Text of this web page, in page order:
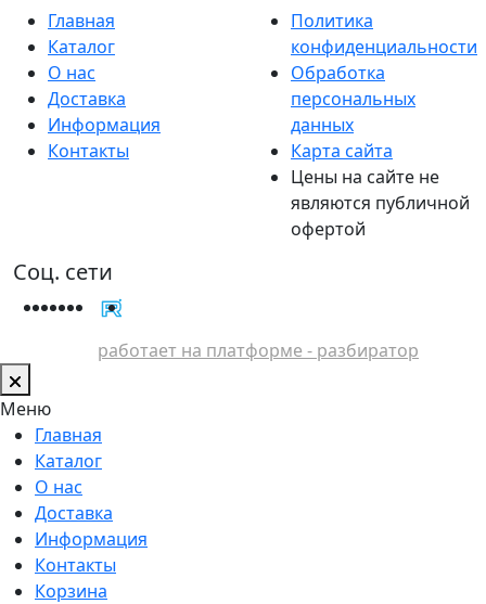
Главная
Каталог
О нас
Доставка
Информация
Контакты
Политика
конфиденциальности
Обработка
персональных
данных
Карта сайта
Цены на сайте не
являются публичной
офертой
Соц. сети
работает на платформе - разбиратор
Меню
Главная
Каталог
О нас
Доставка
Информация
Контакты
Корзина